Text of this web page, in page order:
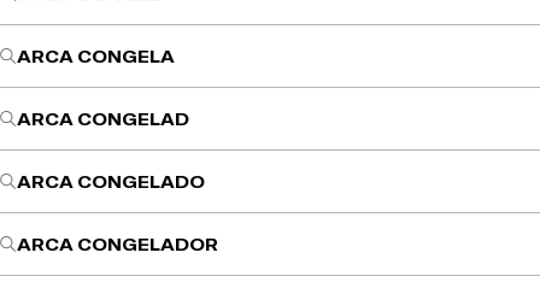
ARCA CONGELA
ARCA CONGELAD
ARCA CONGELADO
ARCA CONGELADOR